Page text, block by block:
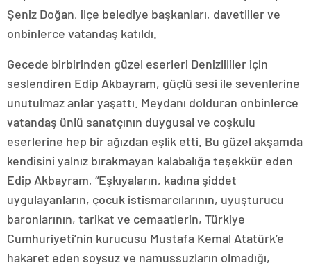
Şeniz Doğan, ilçe belediye başkanları, davetliler ve
onbinlerce vatandaş katıldı.
Gecede birbirinden güzel eserleri Denizlililer için
seslendiren Edip Akbayram, güçlü sesi ile sevenlerine
unutulmaz anlar yaşattı. Meydanı dolduran onbinlerce
vatandaş ünlü sanatçının duygusal ve coşkulu
eserlerine hep bir ağızdan eşlik etti. Bu güzel akşamda
kendisini yalnız bırakmayan kalabalığa teşekkür eden
Edip Akbayram, “Eşkıyaların, kadına şiddet
uygulayanların, çocuk istismarcılarının, uyuşturucu
baronlarının, tarikat ve cemaatlerin, Türkiye
Cumhuriyeti’nin kurucusu Mustafa Kemal Atatürk’e
hakaret eden soysuz ve namussuzların olmadığı,